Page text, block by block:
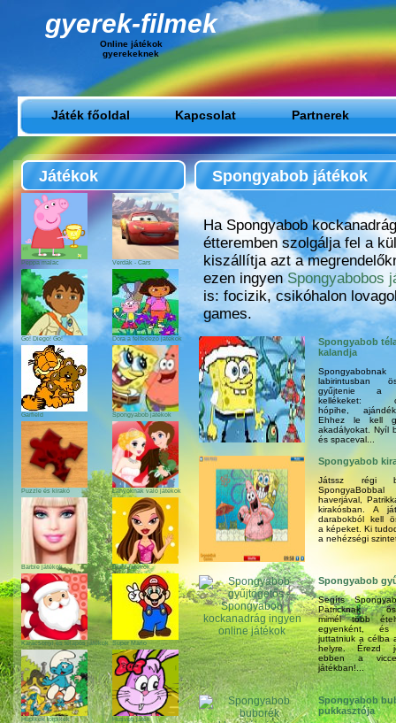
gyerek-filmek
Online játékok
gyerekeknek
Játék főoldal Kapcsolat Partnerek
Játékok
Peppa malac Verdák - Cars
Go! Diego! Go! Dóra a felfedező játékok
Garfield Spongyabob játékok
Puzzle és kirakó Lányoknak való játékok
Barbie játékok Bratz játékok
Karácsonyi és télapós játékok Super Mario
Hupikék törpikék Húsvéti játék
Spongyabob játékok
Ha Spongyabob
étteremben szolgálja fel a
kiszállítja azt a
ezen ingyen Spongyabobos
is: focizik, csikóhalon
games.
Spongyabob
kalandja
labirintusban
gyűjtenie a
kellékeket:
hópihe,
Ehhez le kell
akadályokat. Nyíl
és spaceval...
Spongyabob
Játssz régi
haverjával,
kirakósban. A
darabokból kell
a képeket. Ki
a nehézségi
Spongyabob
Segíts
Patricknak
mimél több
egyenként,
juttatniuk a célba
helyre. Érezd
ebben a
játékban!...
Spongyabob
pukkasztója